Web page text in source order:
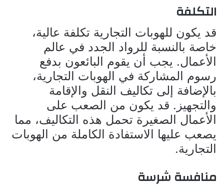
التكلفة
قد يكون للهوبات التجارية تكلفة عالية،
خاصة بالنسبة للرواد الجدد في عالم
الأعمال. يجب أن يقوم البائعون بدفع
رسوم المشاركة في الهوبات التجارية،
بالإضافة إلى تكاليف النقل والإقامة
والتجهيز. قد يكون من الصعب على
الأعمال الصغيرة تحمل هذه التكاليف، مما
يصعب عليها الاستفادة الكاملة من الهوبات
التجارية.
منافسة شرسة